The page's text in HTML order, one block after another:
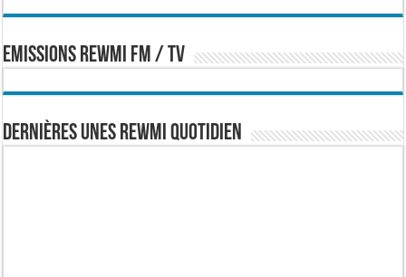
EMISSIONS REWMI FM / TV
Dernières Unes Rewmi Quotidien